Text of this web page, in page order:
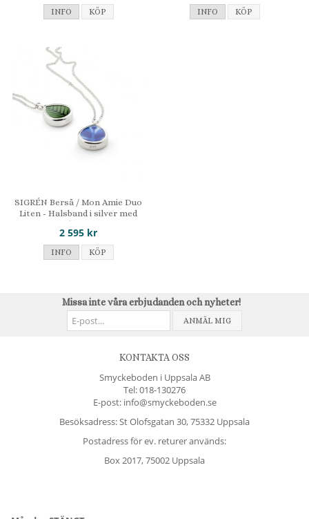
INFO KÖP INFO KÖP
SIGRÉN Berså / Mon Amie Duo
Liten - Halsband i silver med
porslinsmotiv
2 595 kr
INFO KÖP
Missa inte våra erbjudanden och nyheter!
ANMÄL MIG
KONTAKTA OSS
Smyckeboden i Uppsala AB
Tel:018-130276
E-post: info@smyckeboden.se
Besöksadress: St Olofsgatan 30, 75332 Uppsala
Postadress för ev. returer används:
Box 2017, 75002 Uppsala